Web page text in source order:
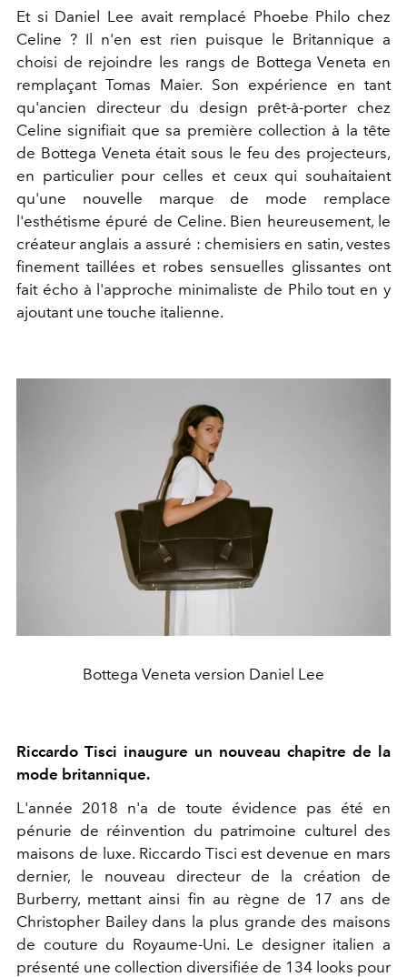
Et si Daniel Lee avait remplacé Phoebe Philo chez
Celine ? Il n'en est rien puisque le Britannique a
choisi de rejoindre les rangs de Bottega Veneta en
remplaçant Tomas Maier. Son expérience en tant
qu'ancien directeur du design prêt-à-porter chez
Celine signifiait que sa première collection à la tête
de Bottega Veneta était sous le feu des projecteurs,
en particulier pour celles et ceux qui souhaitaient
qu'une nouvelle marque de mode remplace
l'esthétisme épuré de Celine. Bien heureusement, le
créateur anglais a assuré : chemisiers en satin, vestes
finement taillées et robes sensuelles glissantes ont
fait écho à l'approche minimaliste de Philo tout en y
ajoutant une touche italienne.
Bottega Veneta version Daniel Lee
Riccardo Tisci inaugure un nouveau chapitre de la
mode britannique.
L'année 2018 n'a de toute évidence pas été en
pénurie de réinvention du patrimoine culturel des
maisons de luxe. Riccardo Tisci est devenue en mars
dernier, le nouveau directeur de la création de
Burberry, mettant ainsi fin au règne de 17 ans de
Christopher Bailey dans la plus grande des maisons
de couture du Royaume-Uni. Le designer italien a
présenté une collection diversifiée de 134 looks pour